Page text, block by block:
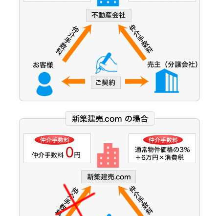
大阪市営谷町線
大阪市営中央線
大阪モノレール線
大阪モノレール彩都線
大阪市営今里筋線